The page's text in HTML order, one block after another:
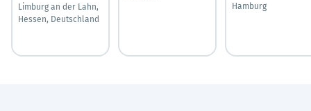
Limburg an der Lahn,
Hessen, Deutschland
Hamburg